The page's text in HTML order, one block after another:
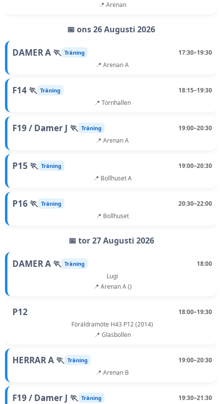
📍 Arenan
📅 ons 26 Augusti 2026
DAMER A 🏃 Träning
17:30–19:30
📍 Arenan A
F14 🏃 Träning
18:15–19:30
📍 Tornhallen
F19 / Damer J 🏃 Träning
19:00–20:30
📍 Arenan A
P15 🏃 Träning
19:00–20:30
📍 Bollhuset A
P16 🏃 Träning
20:30–22:00
📍 Bollhuset
📅 tor 27 Augusti 2026
DAMER A 🏃 Träning
18:00
Lugi
📍 Arenan A ()
P12
18:00–19:30
Föräldramöte H43 P12 (2014)
📍 Glasbollen
HERRAR A 🏃 Träning
19:00–20:30
📍 Arenan B
F19 / Damer J 🏃 Träning
19:30–21:30